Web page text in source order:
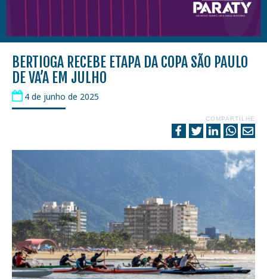
BERTIOGA RECEBE ETAPA DA COPA SÃO PAULO
DE VA’A EM JULHO
4 de junho de 2025
COMPARTILHE